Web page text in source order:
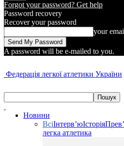
Forgot your password? Get help
Password recovery
Recover your password
your
A password will be e-mailed to you.
Федерація легкої атлетики України
Новини
ВсіІнтерв’юІсторія
легка атлетика